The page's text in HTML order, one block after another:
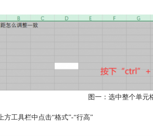
图一：选中整个单元
方工具栏中点击“格式”-“行高”